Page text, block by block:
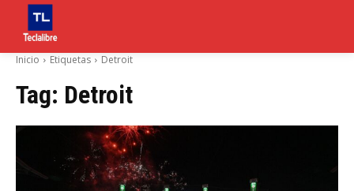
Inicio Etiquetas Detroit
Tag: Detroit